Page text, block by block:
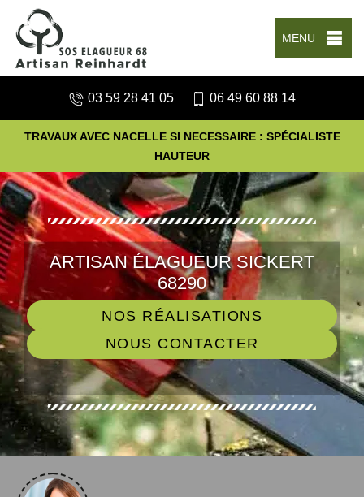
MENU
03 59 28 41 05 06 49 60 88 14
TRAVAUX AVEC NACELLE SI NECESSAIRE : SPÉCIALISTE
HAUTEUR
ARTISAN ÉLAGUEUR SICKERT
68290
NOS RÉALISATIONS
NOUS CONTACTER